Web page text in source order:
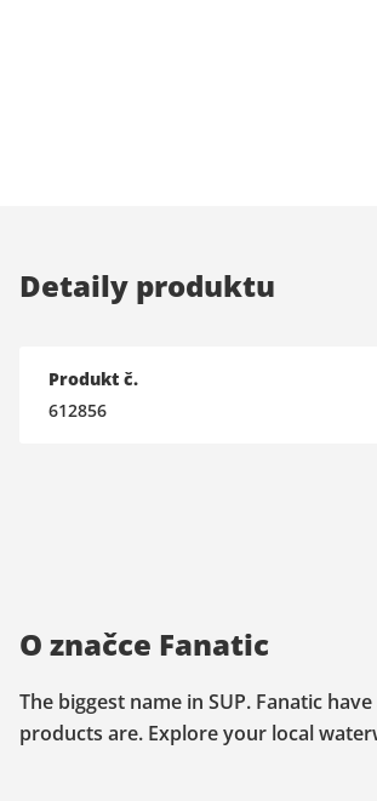
Detaily produktu
Produkt č.
612856
O značce Fanatic
The biggest name in SUP. Fanatic
products are. Explore your local